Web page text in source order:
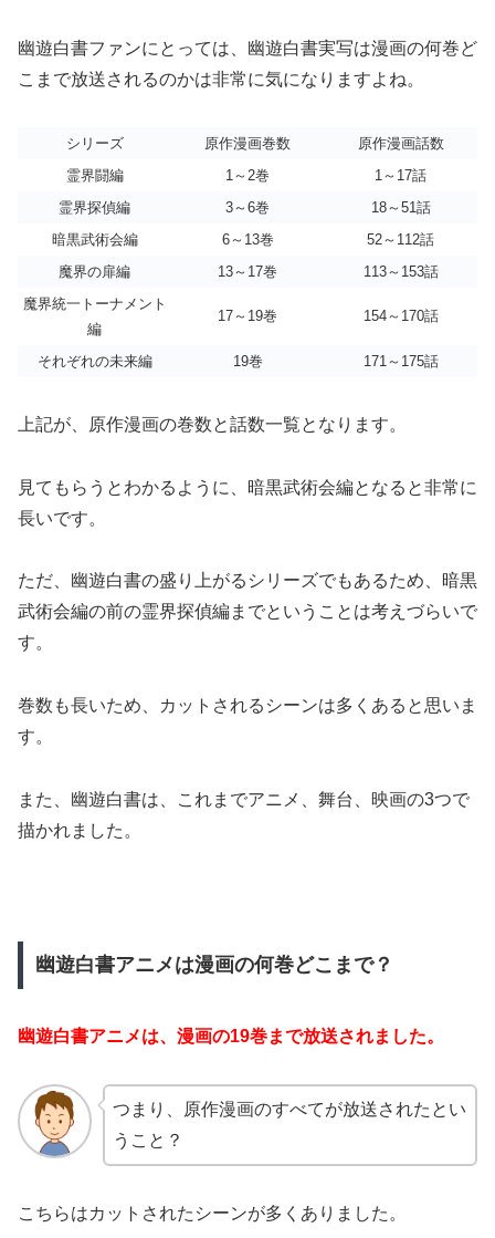
幽遊白書ファンにとっては、幽遊白書実写は漫画の何巻ど
こまで放送されるのかは非常に気になりますよね。
シリーズ 原作漫画巻数
原作漫画話数
霊界闘編
1～2巻
1～17話
霊界探偵編
3～6巻
18～51話
暗黒武術会編
6～13巻
52～112話
魔界の扉編
13～17巻
113～153話
魔界統一トーナメント
編
17～19巻 154～170話
それぞれの未来編 19巻 171～175話
上記が、原作漫画の巻数と話数一覧となります。
見てもらうとわかるように、暗黒武術会編となると非常に
長いです。
ただ、幽遊白書の盛り上がるシリーズでもあるため、暗黒
武術会編の前の霊界探偵編までということは考えづらいで
す。
巻数も長いため、カットされるシーンは多くあると思いま
す。
また、幽遊白書は、これまでアニメ、舞台、映画の3つで
描かれました。
幽遊白書アニメは漫画の何巻どこまで？
幽遊白書アニメは、漫画の19巻まで放送されました。
つまり、原作漫画のすべてが放送されたとい
うこと？
こちらはカットされたシーンが多くありました。